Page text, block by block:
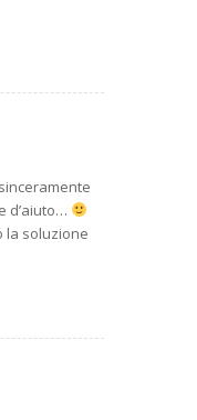
d’aiuto…
la soluzione